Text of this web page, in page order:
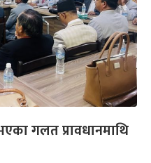
गलत प्रावधानमाथि